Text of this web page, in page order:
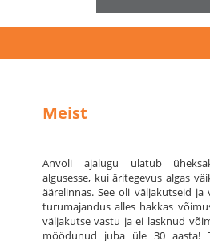
Meist
Anvoli ajalugu ulatub
algusesse, kui äritegevus algas
äärelinnas. See oli väljakutseid
turumajandus alles hakkas
väljakutse vastu ja ei lasknud
möödunud juba üle 30 aasta!